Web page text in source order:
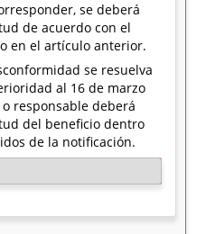
se deberá
de acuerdo con el
en el artículo anterior.
se resuelva
al 16 de marzo
responsable deberá
del beneficio dentro
de la notificación.